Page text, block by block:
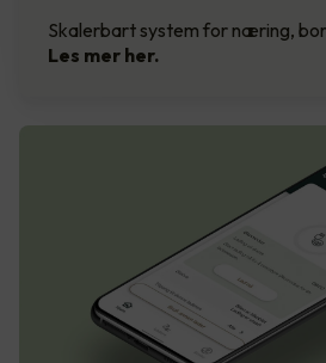
Skalerbart system for næring,
Les mer her.